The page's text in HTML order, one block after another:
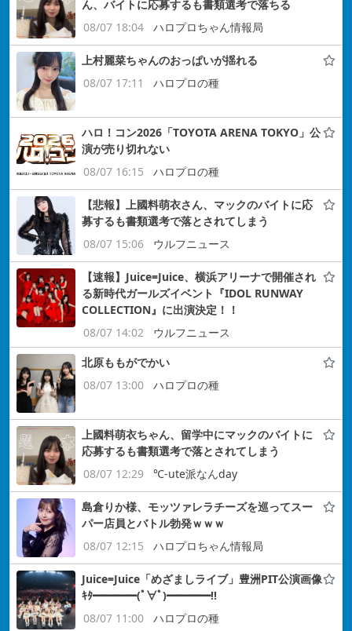
ん、バイトに応募するも書類選考で落ちる
08/07 18:04
ハロプロちゃん情報局
上村麗菜ちゃんのおっぱいが揺れる
08/07 17:11
ハロプロの種
ハロ！コン2026「TOYOTA ARENA TOKYO」公
演が売り切れない
08/07 16:15
ハロプロの種
【悲報】上國料萌衣さん、マックのバイトに応
募するも書類選考で落とされてしまう
08/07 15:06
ウルフニュース
【速報】Juice=Juice、横浜アリーナで開催され
る新時代ガールズイベント『IDOL RUNWAY
COLLECTION』に出演決定！！
08/07 14:02
ウルフニュース
北原ももがでかい
08/07 13:00
ハロプロの種
上國料萌衣ちゃん、留学中にマックのバイトに
応募するも書類選考で落とされてしまう
08/07 12:29
℃-ute派なんday
島倉りか様、モッツァレラチーズを巡ってスー
パー店員とバトル勃発ｗｗｗ
08/07 12:15
ハロプロちゃん情報局
Juice=Juice「めざましライブ」豊洲PIT公演画像
ｷﾀ━━━━(ﾟ∀ﾟ)━━━━!!
08/07 11:00
ハロプロの種